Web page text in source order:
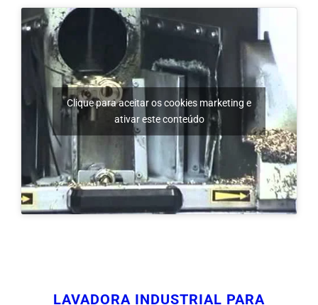
Clique para aceitar os cookies marketing e
ativar este conteúdo
LIMPEZA DE MOLDES E PEÇAS